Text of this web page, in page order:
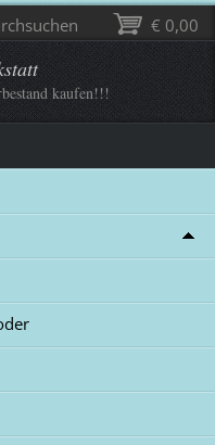
kaufen!!!
€ 0,00